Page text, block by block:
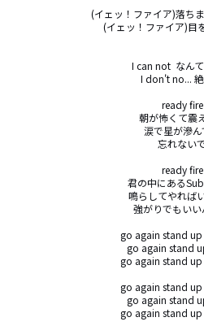
(イェッ！ファイア)落ち
(イェッ！ファイア)目
I can not  なん
I don't no...
ready fire
朝が怖くて震
涙で星が滲ん
忘れない
ready fire
君の中にある
鳴らしてやれば
強がりでもいい
go again stand up
go again stand
go again stand up
go again stand up
go again stand
go again stand up